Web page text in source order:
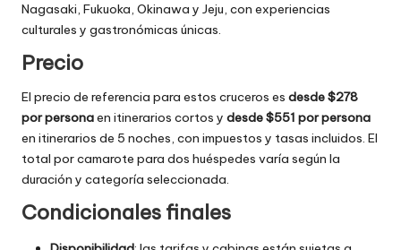
Nagasaki, Fukuoka, Okinawa y Jeju, con experiencias
culturales y gastronómicas únicas.
Precio
El precio de referencia para estos cruceros es desde $278
por personaen itinerarios cortos y desde $551 por persona
en itinerarios de 5 noches, con impuestos y tasas incluidos. El
total por camarote para dos huéspedes varía según la
duración y categoría seleccionada.
Condicionales finales